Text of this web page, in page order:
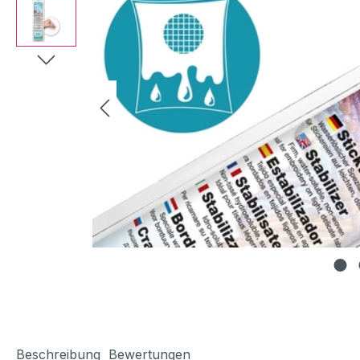
Beschreibung Bewertungen